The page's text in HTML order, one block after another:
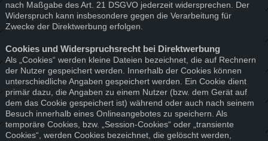
nach Maßgabe des Art. 21 DSGVO jederzeit widersprechen. Der
Widerspruch kann insbesondere gegen die Verarbeitung für
Zwecke der Direktwerbung erfolgen.
Cookies und Widerspruchsrecht bei Direktwerbung
Als „Cookies“ werden kleine Dateien bezeichnet, die auf Rechnern
der Nutzer gespeichert werden. Innerhalb der Cookies können
unterschiedliche Angaben gespeichert werden. Ein Cookie dient
primär dazu, die Angaben zu einem Nutzer (bzw. dem Gerät auf
dem das Cookie gespeichert ist) während oder auch nach seinem
Besuch innerhalb eines Onlineangebotes zu speichern. Als
temporäre Cookies, bzw. „Session-Cookies“ oder „transiente
Cookies“, werden Cookies bezeichnet, die gelöscht werden,